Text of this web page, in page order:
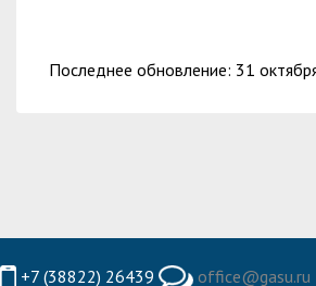
Последнее обновление: 31
+7 (38822) 26439 office@gasu.ru